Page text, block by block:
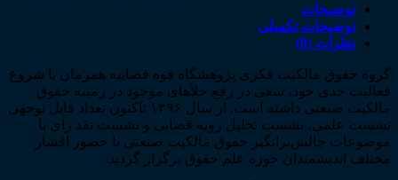
توضیحات
توضیحات تکمیلی
نظرات (0)
گروه حقوق مالکیت فکری پژوهشگاه قوه قضاییه هم­زمان با شروع
فعالیت جدی خود، سعی در رفع خلأهای موجود در زمینه حقوق
مالکیت صنعتی داشته است. از سال ۱۳۹۶ تاکنون تعداد قابل توجهی
نشست علمی، نشست تحلیل رویه قضایی و نشست نقد رأی با
موضوعات چالش‌­برانگیز حقوق مالکیت صنعتی با حضور اقشار
مختلف اندیشمندان حوزه علم حقوق برگزار گردید.